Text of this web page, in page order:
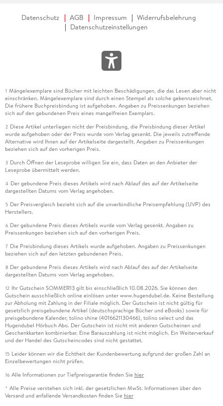
Datenschutz AGB Impressum
Widerrufsbelehrung
Datenschutzeinstellungen
1 Mängelexemplare sind Bücher mit leichten Beschädigungen, die das Lesen aber nicht
einschränken. Mängelexemplare sind durch einen Stempel als solche gekennzeichnet.
Die frühere Buchpreisbindung ist aufgehoben. Angaben zu Preissenkungen beziehen
sich auf den gebundenen Preis eines mangelfreien Exemplars.
2 Diese Artikel unterliegen nicht der Preisbindung, die Preisbindung dieser Artikel
wurde aufgehoben oder der Preis wurde vom Verlag gesenkt. Die jeweils zutreffende
Alternative wird Ihnen auf der Artikelseite dargestellt. Angaben zu Preissenkungen
beziehen sich auf den vorherigen Preis.
3 Durch Öffnen der Leseprobe willigen Sie ein, dass Daten an den Anbieter der
Leseprobe übermittelt werden.
4 Der gebundene Preis dieses Artikels wird nach Ablauf des auf der Artikelseite
dargestellten Datums vom Verlag angehoben.
5 Der Preisvergleich bezieht sich auf die unverbindliche Preisempfehlung (UVP) des
Herstellers.
6 Der gebundene Preis dieses Artikels wurde vom Verlag gesenkt. Angaben zu
Preissenkungen beziehen sich auf den vorherigen Preis.
7 Die Preisbindung dieses Artikels wurde aufgehoben. Angaben zu Preissenkungen
beziehen sich auf den letzten gebundenen Preis.
8 Der gebundene Preis dieses Artikels wird nach Ablauf des auf der Artikelseite
dargestellten Datums vom Verlag angehoben.
12 Ihr Gutschein SOMMER13 gilt bis einschließlich 10.08.2026. Sie können den
Gutschein ausschließlich online einlösen unter www.hugendubel.de. Keine Bestellung
zur Abholung mit Zahlung in der Filiale möglich. Der Gutschein ist nicht gültig für
gesetzlich preisgebundene Artikel (deutschsprachige Bücher und eBooks) sowie für
preisgebundene Kalender, tolino shine (4016621130466), tolino select und das
Hugendubel Hörbuch Abo. Der Gutschein ist nicht mit anderen Gutscheinen und
Geschenkkarten kombinierbar. Eine Barauszahlung ist nicht möglich. Ein Weiterverkauf
und der Handel des Gutscheincodes sind nicht gestattet.
15 Leider können wir die Echtheit der Kundenbewertung aufgrund der großen Zahl an
Einzelbewertungen nicht prüfen.
16 Alle Informationen zur Tiefpreisgarantie finden Sie hier
* Alle Preise verstehen sich inkl. der gesetzlichen MwSt. Informationen über den
Versand und anfallende Versandkosten finden Sie hier